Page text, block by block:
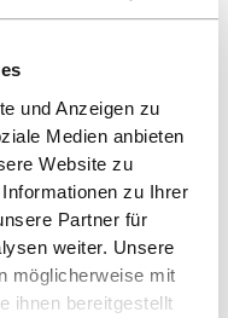
und Anzeigen zu
Medien anbieten
Website zu
zu Ihrer
Partner für
weiter. Unsere
möglicherweise mit
ihnen bereitgestellt